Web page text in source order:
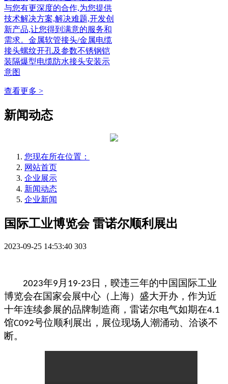
与您有更深度的合作,为您提供
技术解决方案,解决难题,开发创
新产品,让您得到满意的服务和
需求。金属软管接头/金属电缆
接头螺纹开孔及参数不锈钢铠
装隔爆型电缆防水接头安装示
意图
查看更多 >
新闻动态
您现在所在位置：
网站首页
企业展示
新闻动态
企业新闻
国际工业博览会 雷诺尔顺利展出
2023-09-25 14:53:40 303
2023年9 月 19-23 日 ， 暌违三年的中国国际工业
博览会在国家会展中心（上海） 盛大开办，作为近
十年连续参展的品牌制造商，雷诺尔电气如期在4.1
馆C092号位顺利展出，展位现场人潮涌动、洽谈不
断。